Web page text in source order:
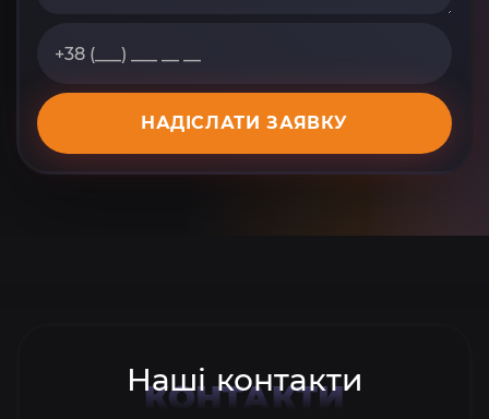
НАДІСЛАТИ ЗАЯВКУ
Наші контакти
КОНТАКТИ